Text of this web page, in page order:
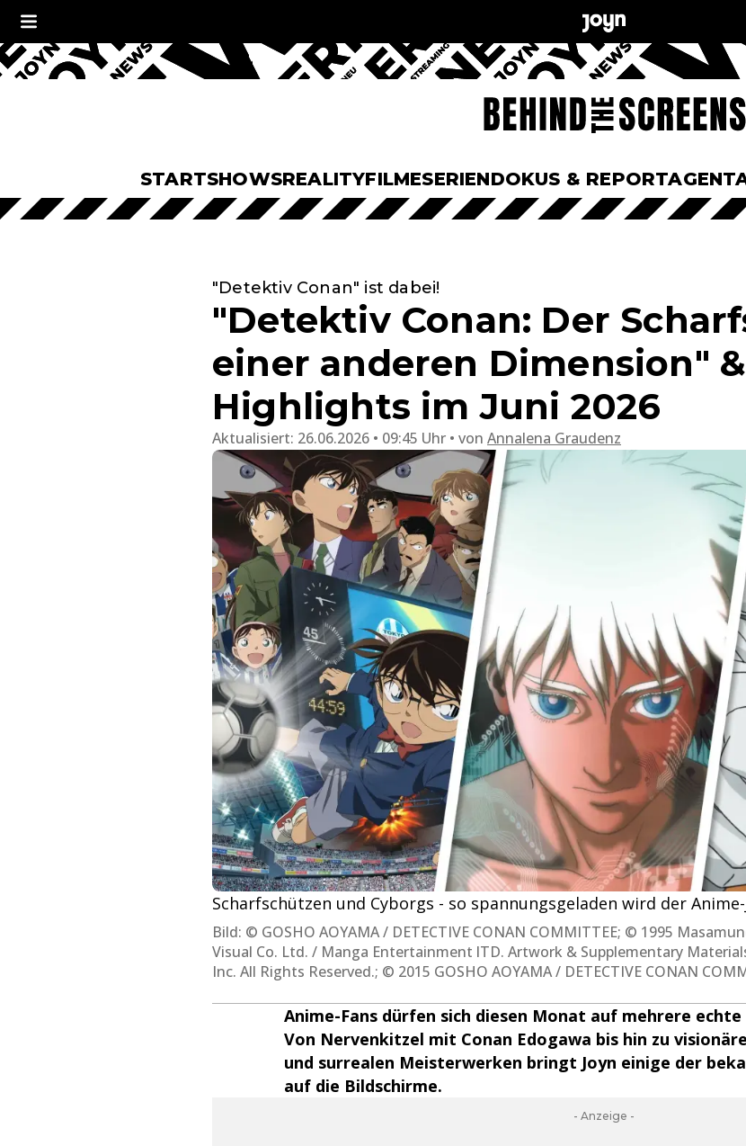
STARTSHOWSREALITYFILMESERIENDOKUS & REPORTAGEN
"Detektiv Conan" ist dabei!
"Detektiv Conan: Der
einer anderen Dimension"
Highlights im Juni 2026
Aktualisiert: 26.06.2026 • 09:45 Uhr von Annalena Graudenz
Scharfschützen und Cyborgs - so spannungsgeladen wird der Anime-
Bild: © GOSHO AOYAMA / DETECTIVE CONAN COMMITTEE; © 1995
Visual Co. Ltd. / Manga Entertainment lTD. Artwork & Supplementary
Inc. All Rights Reserved.; © 2015 GOSHO AOYAMA / DETECTIVE CONAN
Anime-Fans dürfen sich diesen Monat auf mehrere
Von Nervenkitzel mit Conan Edogawa bis hin zu
und surrealen Meisterwerken bringt Joyn einige der
auf die Bildschirme.
- Anzeige -